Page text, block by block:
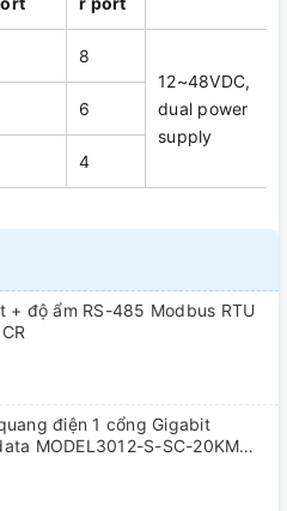
8
12~48VDC,
dual power
supply
6
4
+ độ ẩm RS-485 Modbus RTU
điện 1 cổng Gigabit
MODEL3012-S-SC-20KM